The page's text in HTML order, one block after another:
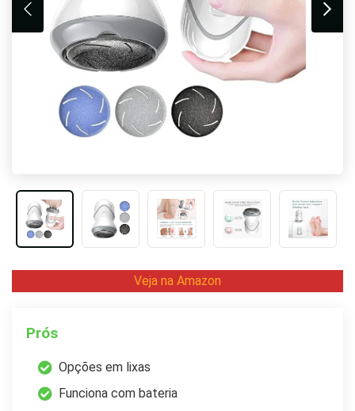
Veja na Amazon
Prós
Opções em lixas
Funciona com bateria